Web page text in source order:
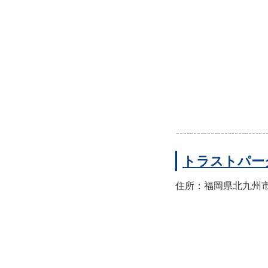
トラストパ
住所：福岡県北九州